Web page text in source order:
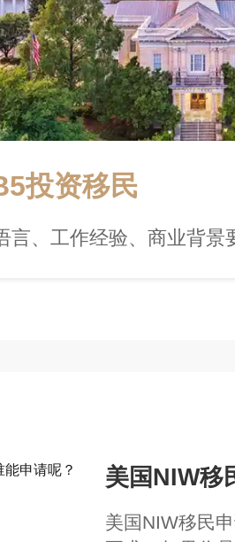
投资移民
言、工作经验、商业背景
美国NIW移
美国NIW移民